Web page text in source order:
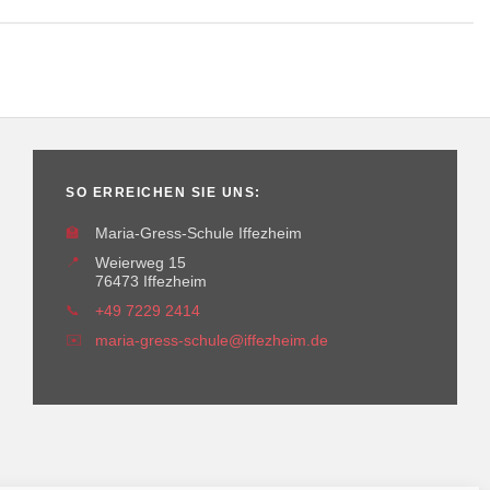
SO ERREICHEN SIE UNS:
🏫
Maria-Gress-Schule Iffezheim
📍
Weierweg 15
76473 Iffezheim
📞
+49 7229 2414
✉️
maria-gress-schule@iffezheim.de